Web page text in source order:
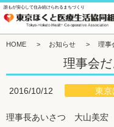
誰もが安心して住み続けられるまちづくり
HOME > お知らせ > 理事
理事会
2016/10/12 東京
理事長あいさつ 大山美宏